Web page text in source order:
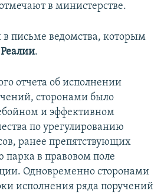
в министерстве.
в письме ведомства, которым
.
отчета об исполнении
сторонами было
и эффективном
по урегулированию
ранее препятствующих
в правовом поле
Одновременно сторонами
исполнения ряда поручений